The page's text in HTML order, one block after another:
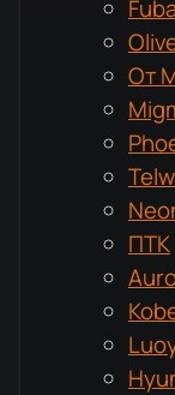
От
ПТК